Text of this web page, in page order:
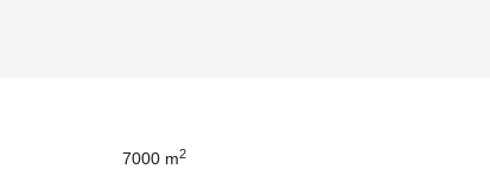
7000 m2